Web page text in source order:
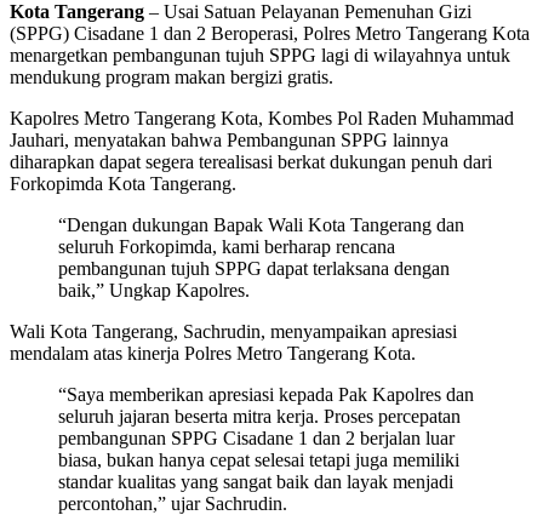
Kota Tangerang – Usai Satuan Pelayanan Pemenuhan Gizi
(SPPG) Cisadane 1 dan 2 Beroperasi, Polres Metro Tangerang Kota
menargetkan pembangunan tujuh SPPG lagi di wilayahnya untuk
mendukung program makan bergizi gratis.
Kapolres Metro Tangerang Kota, Kombes Pol Raden Muhammad
Jauhari, menyatakan bahwa Pembangunan SPPG lainnya
diharapkan dapat segera terealisasi berkat dukungan penuh dari
Forkopimda Kota Tangerang.
“Dengan dukungan Bapak Wali Kota Tangerang dan
seluruh Forkopimda, kami berharap rencana
pembangunan tujuh SPPG dapat terlaksana dengan
baik,” Ungkap Kapolres.
Wali Kota Tangerang, Sachrudin, menyampaikan apresiasi
mendalam atas kinerja Polres Metro Tangerang Kota.
“Saya memberikan apresiasi kepada Pak Kapolres dan
seluruh jajaran beserta mitra kerja. Proses percepatan
pembangunan SPPG Cisadane 1 dan 2 berjalan luar
biasa, bukan hanya cepat selesai tetapi juga memiliki
standar kualitas yang sangat baik dan layak menjadi
percontohan,” ujar Sachrudin.